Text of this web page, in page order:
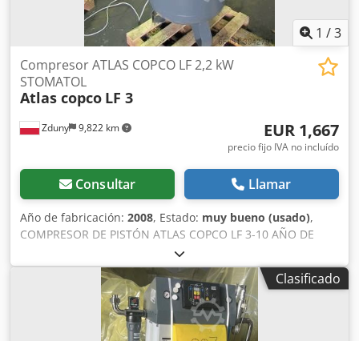
1 /3
Zduny 9,822 km
Compresor ATLAS COPCO LF 2,2 kW
STOMATOL
Atlas copco LF 3
EUR 1,667
precio fijo IVA no incluído
Consultar Llamar
Año de fabricación: 2008, Estado: muy bueno (usado),
COMPRESOR DE PISTÓN ATLAS COPCO LF 3-10 AÑO DE
FABRICACIÓN: 2008 CAUDAL: 240 L/min MOTOR DE 2,2 kW
PRESIÓN: 10 BAR LA MÁQUINA FUNCIONA
PERFECTAMENTE. Crsdpfx Amjd Empiehjf
Clasificado